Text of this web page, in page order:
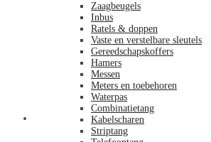
Zaagbeugels
Inbus
Ratels & doppen
Vaste en verstelbare sleutels
Gereedschapskoffers
Hamers
Messen
Meters en toebehoren
Waterpas
Combinatietang
Kabelscharen
Striptang